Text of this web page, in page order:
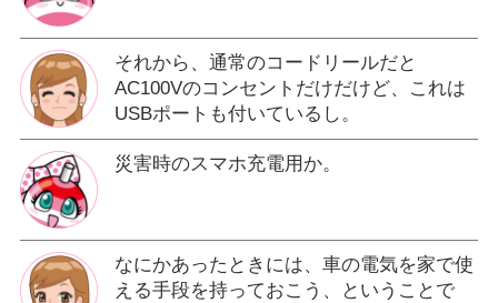
それから、通常のコードリールだと
AC100Vのコンセントだけだけど、これは
USBポートも付いているし。
災害時のスマホ充電用か。
なにかあったときには、車の電気を家で使
える手段を持っておこう、ということで